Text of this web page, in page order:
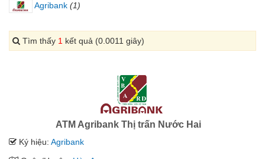
Agribank (1)
Tìm thấy 1 kết quả (0.0011 giây)
ATM Agribank Thị trấn Nước Hai
Ký hiệu: Agribank